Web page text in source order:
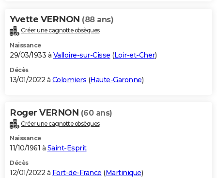
Yvette VERNON (88 ans)
Créer une cagnotte obsèques
Naissance
29/03/1933 à Valloire-sur-Cisse (Loir-et-Cher)
Décès
13/01/2022 à Colomiers (Haute-Garonne)
Roger VERNON (60 ans)
Créer une cagnotte obsèques
Naissance
11/10/1961 à Saint-Esprit
Décès
12/01/2022 à Fort-de-France (Martinique)